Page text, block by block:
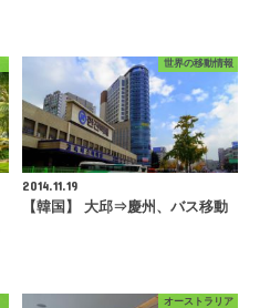
世界の移動情報
2014.11.19
【韓国】 大邱⇒慶州、バス移動
オーストラリア